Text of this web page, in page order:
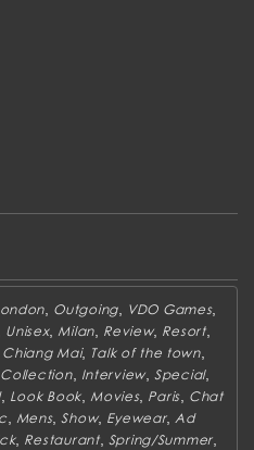
Outgoing, VDO Games,
Unisex, Milan Review, Resort,
Chiang Mai, Talk of the town,
, Interview,Special,
, Look Book Movies, Paris Chat
Mens,Show, Eyewear, Ad
, Restaurant, Spring/Summer